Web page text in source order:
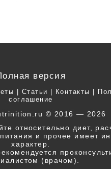
версия
Статьи Контакты
соглашение
© 2016 — 2026
относительно диет,
и прочее имеет
характер.
(врачом).